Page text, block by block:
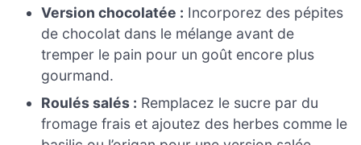
Version chocolatée : Incorporez des pépites
de chocolat dans le mélange avant de
tremper le pain pour un goût encore plus
gourmand.
Roulés salés : Remplacez le sucre par du
fromage frais et ajoutez des herbes comme le